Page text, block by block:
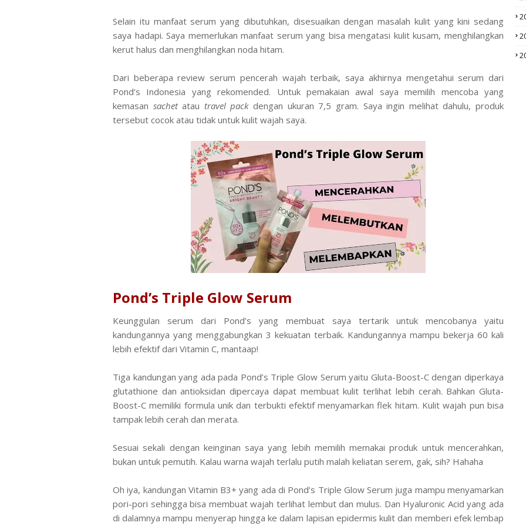
Selain itu manfaat serum yang dibutuhkan, disesuaikan dengan masalah kulit yang kini sedang
saya hadapi. Saya memerlukan manfaat serum yang bisa mengatasi kulit kusam, menghilangkan
kerut halus dan menghilangkan noda hitam.
Dari beberapa review serum pencerah wajah terbaik, saya akhirnya mengetahui serum dari
Pond’s Indonesia yang rekomended. Untuk pemakaian awal saya memilih mencoba yang
kemasan sachetatau travel packdengan ukuran 7,5 gram. Saya ingin melihat dahulu, produk
tersebut cocok atau tidak untuk kulit wajah saya.
Pond’s Triple Glow Serum
Keunggulan serum dari Pond’s yang membuat saya tertarik untuk mencobanya yaitu
kandungannya yang menggabungkan 3 kekuatan terbaik. Kandungannya mampu bekerja 60 kali
lebih efektif dari Vitamin C, mantaap!
Tiga kandungan yang ada pada Pond’s Triple Glow Serum yaitu Gluta-Boost-C dengan diperkaya
glutathione dan antioksidan dipercaya dapat membuat kulit terlihat lebih cerah. Bahkan Gluta-
Boost-C memiliki formula unik dan terbukti efektif menyamarkan flek hitam. Kulit wajah pun bisa
tampak lebih cerah dan merata.
Sesuai sekali dengan keinginan saya yang lebih memilih memakai produk untuk mencerahkan,
bukan untuk pemutih. Kalau warna wajah terlalu putih malah keliatan serem, gak, sih? Hahaha
Oh iya, kandungan Vitamin B3+ yang ada di Pond’s Triple Glow Serum juga mampu menyamarkan
pori-pori sehingga bisa membuat wajah terlihat lembut dan mulus. Dan Hyaluronic Acid yang ada
di dalamnya mampu menyerap hingga ke dalam lapisan epidermis kulit dan memberi efek lembap